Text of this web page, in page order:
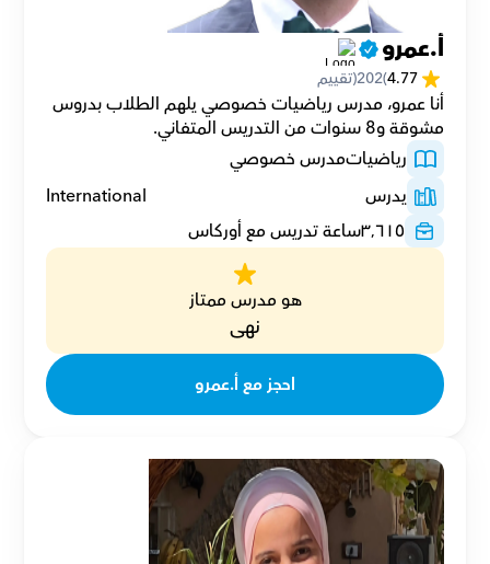
أ.عمرو
4.77
(
202(تقييم
مشوقة و8 سنوات من التدريس المتفاني.
رياضياتمدرس خصوصي
يدرس
International
٣٬٦١٥ساعة تدريس مع أوركاس
هو مدرس ممتاز
نهى
احجز مع أ.عمرو